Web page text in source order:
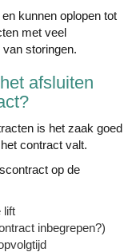
kunnen oplopen tot
met veel
storingen.
afsluiten
is het zaak goed
contract valt.
op de
lift
inbegrepen?)